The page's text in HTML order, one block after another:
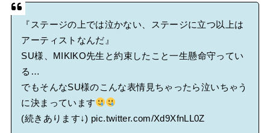
『ステージの上では泣かない、ステージに立つ以上は
アーティストなんだ』
SU様、MIKIKO先生と約束したこと一生懸命守ってい
る…
でもそんなSU様のこんな表情見ちゃったら泣いちゃう
に決まっています
(続きあります↓) pic.twitter.com/Xd9XfnLL0Z